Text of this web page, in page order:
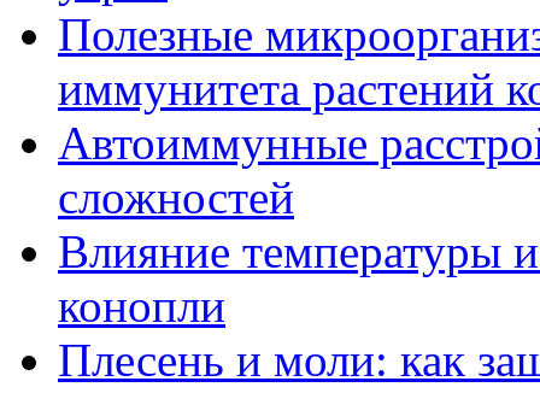
Полезные
иммунитета растений
Автоиммунные
сложностей
Влияние температуры
конопли
Плесень и моли: как